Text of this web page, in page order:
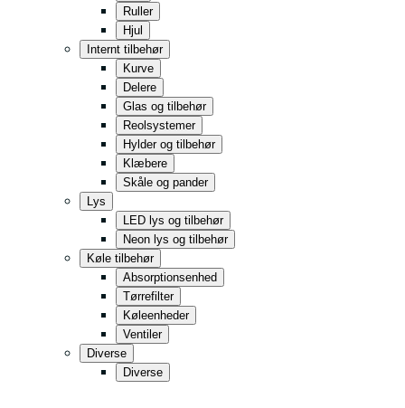
Ruller
Hjul
Internt tilbehør
Kurve
Delere
Glas og tilbehør
Reolsystemer
Hylder og tilbehør
Klæbere
Skåle og pander
Lys
LED lys og tilbehør
Neon lys og tilbehør
Køle tilbehør
Absorptionsenhed
Tørrefilter
Køleenheder
Ventiler
Diverse
Diverse